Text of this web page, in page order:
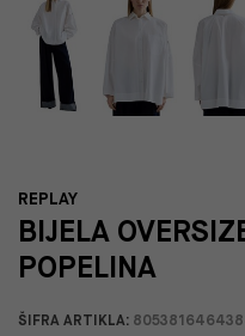
REPLAY
BIJELA
POPELINA
ŠIFRA ARTIKLA: